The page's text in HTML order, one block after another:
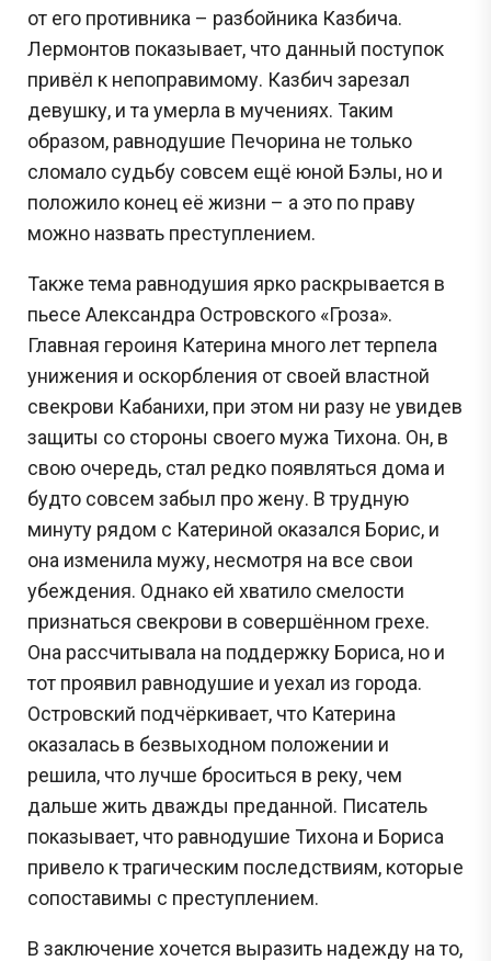
от его противника – разбойника Казбича.
Лермонтов показывает, что данный поступок
привёл к непоправимому. Казбич зарезал
девушку, и та умерла в мучениях. Таким
образом, равнодушие Печорина не только
сломало судьбу совсем ещё юной Бэлы, но и
положило конец её жизни – а это по праву
можно назвать преступлением.
Также тема равнодушия ярко раскрывается в
пьесе Александра Островского «Гроза».
Главная героиня Катерина много лет терпела
унижения и оскорбления от своей властной
свекрови Кабанихи, при этом ни разу не увидев
защиты со стороны своего мужа Тихона. Он, в
свою очередь, стал редко появляться дома и
будто совсем забыл про жену. В трудную
минуту рядом с Катериной оказался Борис, и
она изменила мужу, несмотря на все свои
убеждения. Однако ей хватило смелости
признаться свекрови в совершённом грехе.
Она рассчитывала на поддержку Бориса, но и
тот проявил равнодушие и уехал из города.
Островский подчёркивает, что Катерина
оказалась в безвыходном положении и
решила, что лучше броситься в реку, чем
дальше жить дважды преданной. Писатель
показывает, что равнодушие Тихона и Бориса
привело к трагическим последствиям, которые
сопоставимы с преступлением.
В заключение хочется выразить надежду на то,